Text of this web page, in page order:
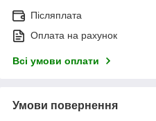
Післяплата
Оплата на рахунок
Всі умови оплати
Умови повернення